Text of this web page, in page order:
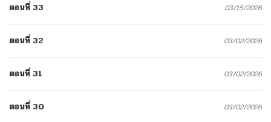
ตอนที่ 33 03/15/2026
ตอนที่ 32 03/02/2026
ตอนที่ 31 03/02/2026
ตอนที่ 30 03/02/2026